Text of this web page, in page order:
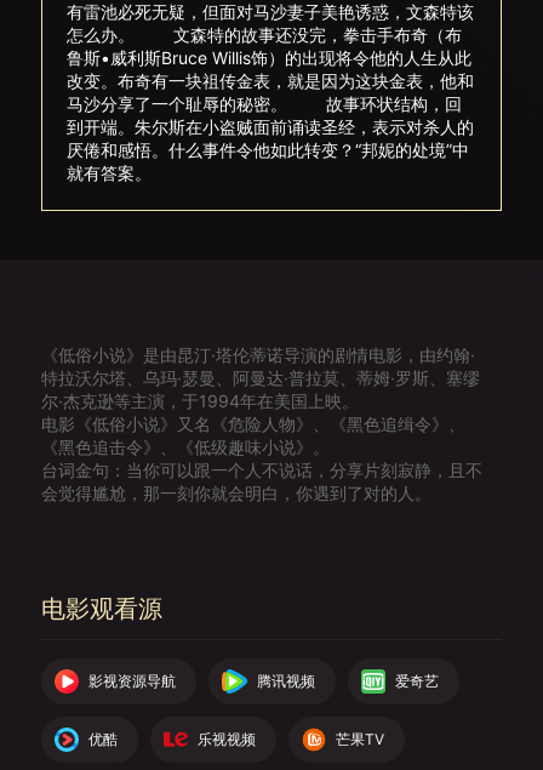
有雷池必死无疑，但面对马沙妻子美艳诱惑，文森特该
怎么办。 文森特的故事还没完，拳击手布奇（布
鲁斯•威利斯Bruce Willis饰）的出现将令他的人生从此
改变。布奇有一块祖传金表，就是因为这块金表，他和
马沙分享了一个耻辱的秘密。 故事环状结构，回
到开端。朱尔斯在小盗贼面前诵读圣经，表示对杀人的
厌倦和感悟。什么事件令他如此转变？“邦妮的处境”中
就有答案。
《低俗小说》是由昆汀·塔伦蒂诺导演的剧情电影，由约翰·
特拉沃尔塔、乌玛·瑟曼、阿曼达·普拉莫、蒂姆·罗斯、塞缪
尔·杰克逊等主演，于1994年在美国上映。
电影《低俗小说》又名《危险人物》、《黑色追缉令》、
《黑色追击令》、《低级趣味小说》。
台词金句：当你可以跟一个人不说话，分享片刻寂静，且不
会觉得尴尬，那一刻你就会明白，你遇到了对的人。
电影观看源
影视资源导航 腾讯视频 爱奇艺
优酷 乐视视频 芒果TV